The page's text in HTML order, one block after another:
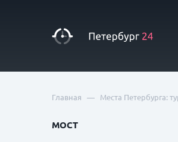
Главная — Места Петербурга:
МОСТ